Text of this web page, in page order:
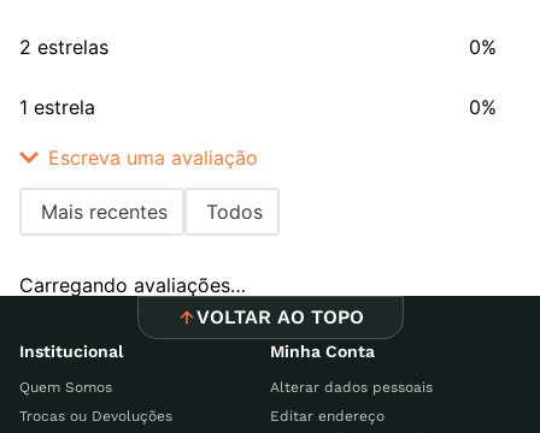
2 estrelas 0%
1 estrela 0%
Escreva uma avaliação
Título
Avalie o produto de 1 a 5 estrelas
Mais recentes Todos
Carregando avaliações…
VOLTAR AO TOPO
Institucional
Quem Somos
Trocas ou Devoluções
Minha Conta
Alterar dados pessoais
Editar endereço